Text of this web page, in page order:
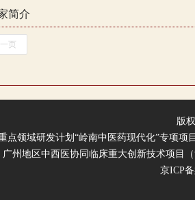
简介
页
版
点领域研发计划“岭南中医药现代化”专项
广州地区中西医协同临床重大创新技术项目
京ICP